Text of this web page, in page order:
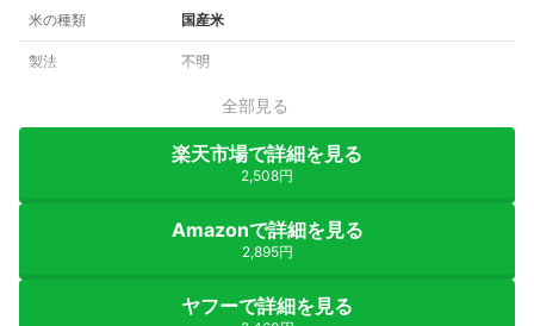
米の種類 国産米
製法 不明
全部見る
楽天市場で詳細を見る
2,508円
Amazonで詳細を見る
2,895円
ヤフーで詳細を見る